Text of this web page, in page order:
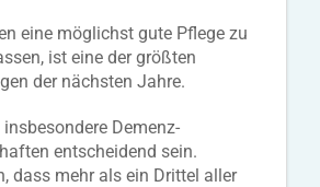
eine möglichst gute Pflege zu
ist eine der größten
der nächsten Jahre.
Demenz-
entscheidend sein.
dass mehr als ein Drittel aller